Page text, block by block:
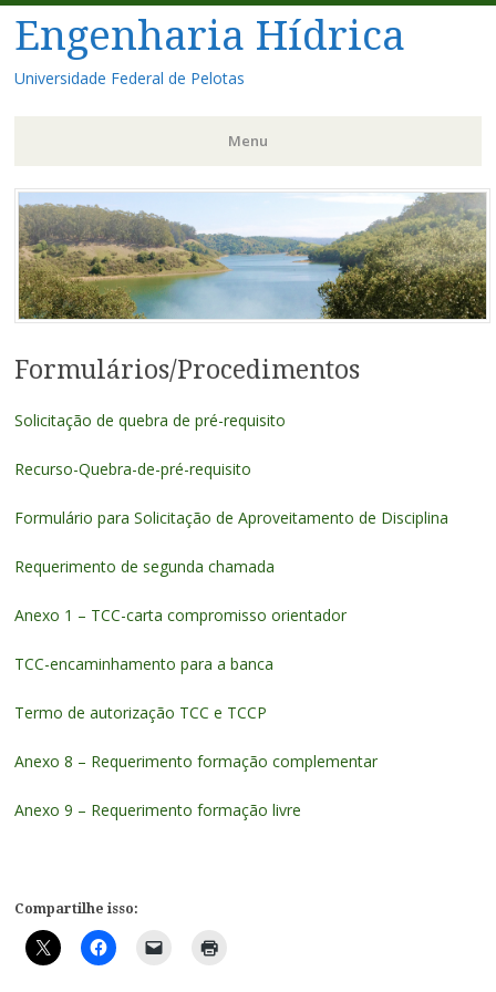
Engenharia Hídrica
Universidade Federal de Pelotas
Menu
Pular
para
o
conteúdo
Formulários/Procedimentos
Solicitação de quebra de pré-requisito
Recurso-Quebra-de-pré-requisito
Formulário para Solicitação de Aproveitamento de Disciplina
Requerimento de segunda chamada
Anexo 1 – TCC-carta compromisso orientador
TCC-encaminhamento para a banca
Termo de autorização TCC e TCCP
Anexo 8 – Requerimento formação complementar
Anexo 9 – Requerimento formação livre
Compartilhe isso: